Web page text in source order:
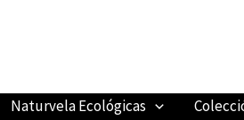
Naturvela Ecológicas